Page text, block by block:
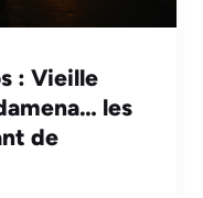
: Vieille
les
de